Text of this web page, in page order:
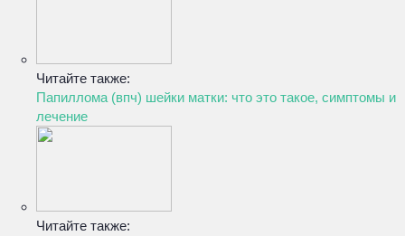
Читайте также:
Папиллома (впч) шейки матки: что это такое, симптомы и
лечение
Читайте также: